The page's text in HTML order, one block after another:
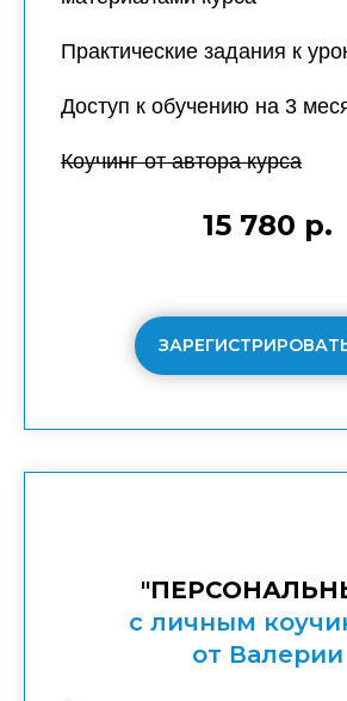
Практические задания к
Доступ к обучению на 3
Коучинг от автора курса
15 780 р.
с личным
от Валерии